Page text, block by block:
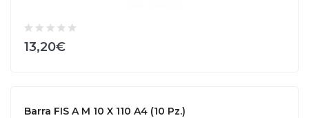
13,20€
Barra FIS A M 10 X 110 A4 (10 Pz.)